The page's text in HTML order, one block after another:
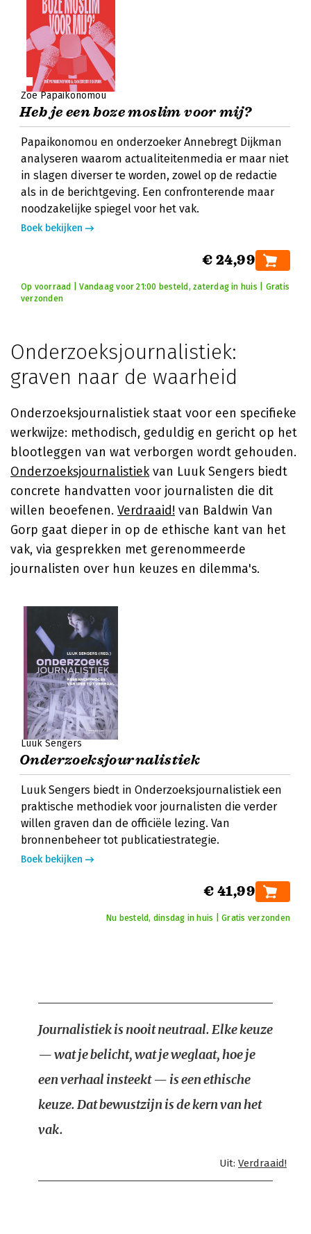
Zoë Papaikonomou
Heb je een boze moslim voor mij?
Papaikonomou en onderzoeker Annebregt Dijkman
analyseren waarom actualiteitenmedia er maar niet
in slagen diverser te worden, zowel op de redactie
als in de berichtgeving. Een confronterende maar
noodzakelijke spiegel voor het vak.
Boek bekijken
€ 24,99
Op voorraad | Vandaag voor 21:00 besteld, zaterdag in huis | Gratis
verzonden
Onderzoeksjournalistiek:
graven naar de waarheid
Onderzoeksjournalistiek staat voor een specifieke
werkwijze: methodisch, geduldig en gericht op het
blootleggen van wat verborgen wordt gehouden.
Onderzoeksjournalistiekvan Luuk Sengers biedt
concrete handvatten voor journalisten die dit
willen beoefenen. Verdraaid! van Baldwin Van
Gorp gaat dieper in op de ethische kant van het
vak, via gesprekken met gerenommeerde
journalisten over hun keuzes en dilemma's.
Luuk Sengers
Onderzoeksjournalistiek
Luuk Sengers biedt in Onderzoeksjournalistiek een
praktische methodiek voor journalisten die verder
willen graven dan de officiële lezing. Van
bronnenbeheer tot publicatiestrategie.
Boek bekijken
€ 41,99
Nu besteld, dinsdag in huis | Gratis verzonden
Journalistiek is nooit neutraal. Elke keuze
— wat je belicht, wat je weglaat, hoe je
een verhaal insteekt — is een ethische
keuze. Dat bewustzijn is de kern van het
vak.
Uit: Verdraaid!